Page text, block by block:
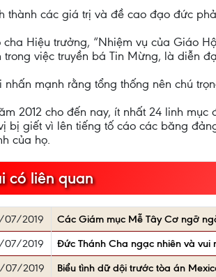
thành các giá trị và đề cao đạo đức
cha Hiệu trưởng, “Nhiệm vụ của Giáo
trong việc truyền bá Tin Mừng, là diễn
nhấn mạnh rằng tổng thống nên chú
2012 cho đến nay, ít nhất 24 linh
bị giết vì lên tiếng tố cáo các băng
của họ.
có liên quan
07/2019 Các Giám mục Mễ Tây Cơ ngỡ
07/2019
Đức Thánh Cha ngạc nhiên và vui
07/2019
Biểu tình dữ dội trước tòa án